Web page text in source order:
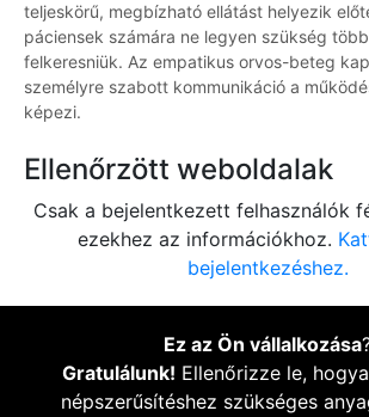
teljeskörű, megbízható ellátást helyezik
páciensek számára ne legyen szükség
felkeresniük. Az empatikus orvos-beteg
személyre szabott kommunikáció a
képezi.
Ellenőrzött weboldalak
Csak a bejelentkezett felhasználók
ezekhez az információkhoz.
bejelentkezéshez.
Ez az Ön vállalkozása
Gratulálunk! Ellenőrizze le,
népszerűsítéshez szükséges